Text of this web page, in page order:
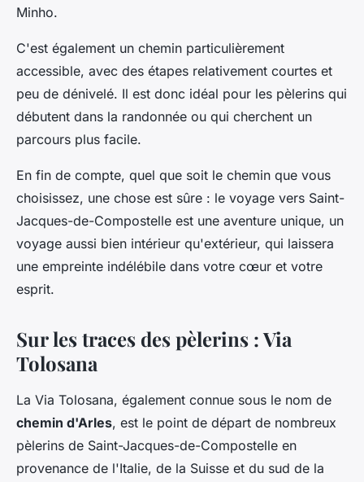
Minho.
C'est également un chemin particulièrement
accessible, avec des étapes relativement courtes et
peu de dénivelé. Il est donc idéal pour les pèlerins qui
débutent dans la randonnée ou qui cherchent un
parcours plus facile.
En fin de compte, quel que soit le chemin que vous
choisissez, une chose est sûre : le voyage vers Saint-
Jacques-de-Compostelle est une aventure unique, un
voyage aussi bien intérieur qu'extérieur, qui laissera
une empreinte indélébile dans votre cœur et votre
esprit.
Sur les traces des pèlerins : Via
Tolosana
La Via Tolosana, également connue sous le nom de
chemin d'Arles, est le point de départ de nombreux
pèlerins de Saint-Jacques-de-Compostelle en
provenance de l'Italie, de la Suisse et du sud de la